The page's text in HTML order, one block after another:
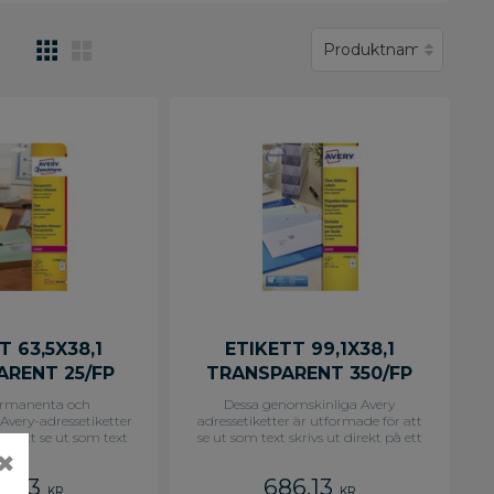
63,5X38,1
25/FP
och
adressetiketter
att se ut som text
ett objekt och ger
utseende på alla
mindre paket. De
ETIKETT 99,1X38,1
TRANSPARENT 350/FP
Dessa genomskinliga Avery
adressetiketter är utformade för att
se ut som text skrivs ut direkt på ett
mindre paket. Dessa Avery-
686,13